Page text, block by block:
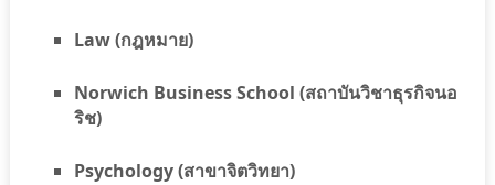
Law (กฎหมาย)
Norwich Business School (สถาบันวิชาธุรกิจนอ
ริช)
Psychology (สาขาจิตวิทยา)